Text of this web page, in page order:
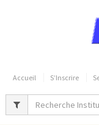
Accueil S’Inscrire